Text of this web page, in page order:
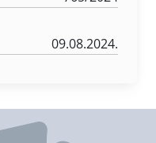
09.08.2024.